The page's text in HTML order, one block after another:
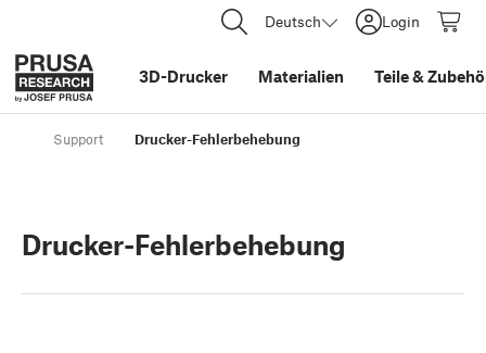
Deutsch Login
3D-Drucker Materialien Teile&
Support Drucker-Fehlerbehebung
Drucker-Fehlerbehebung